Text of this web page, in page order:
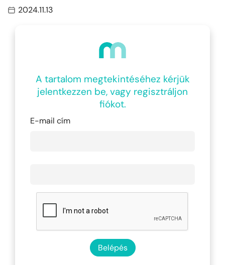
2024.11.13
A tartalom megtekintéséhez kérjük
jelentkezzen be, vagy regisztráljon
fiókot.
E-mail cím
Belépés